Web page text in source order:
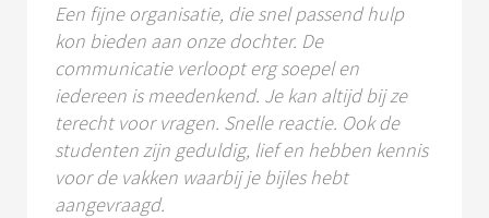
Een fijne organisatie, die snel passend hulp
kon bieden aan onze dochter. De
communicatie verloopt erg soepel en
iedereen is meedenkend. Je kan altijd bij ze
terecht voor vragen. Snelle reactie. Ook de
studenten zijn geduldig, lief en hebben kennis
voor de vakken waarbij je bijles hebt
aangevraagd.